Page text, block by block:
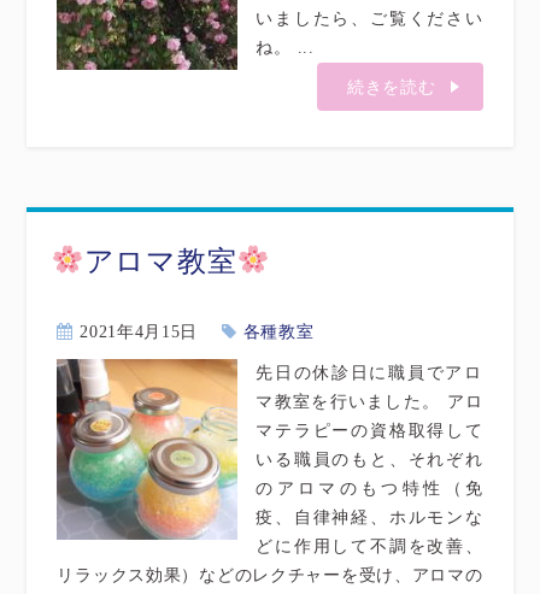
いましたら、ご覧ください
ね。 ...
続きを読む
アロマ教室
2021年4月15日 各種教室
先日の休診日に職員でアロ
マ教室を行いました。 アロ
マテラピーの資格取得して
いる職員のもと、それぞれ
のアロマのもつ特性（免
疫、自律神経、ホルモンな
どに作用して不調を改善、
リラックス効果）などのレクチャーを受け、アロマの